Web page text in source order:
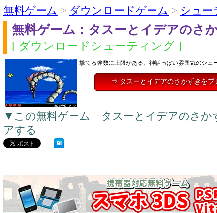
無料ゲーム > ダウンロードゲーム > シュー
無料ゲーム：タスーとイデアのさ
[ ダウンロードシューティング ]
撃てる弾数に上限がある、神話っぽい雰囲気のシュ
⇒ タスーとイデアのさかずきをプ
▼この無料ゲーム「タスーとイデアのさか
アする